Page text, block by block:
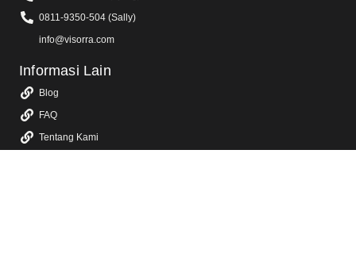
0811-9350-504 (Sally)
info@visorra.com
Informasi Lain
Blog
FAQ
Tentang Kami